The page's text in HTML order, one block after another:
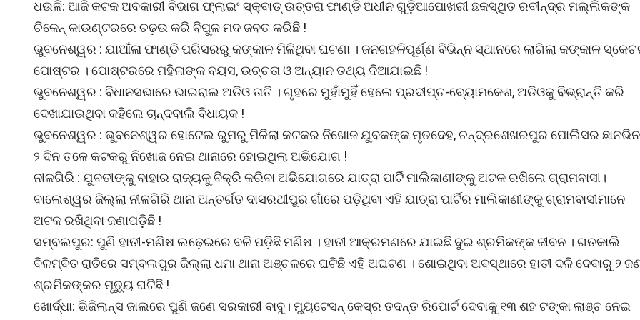
ଧଉଳି: ଆଜି କଟକ ଅବକାରୀ ବିଭାଗ ଫ୍ଲାଇଂ ସ୍କ୍ବାଡ୍ ଉତ୍ତରା ଫାଣ୍ଡି ଅଧୀନ ଗୁଡ଼ିଆପୋଖରୀ ଛକସ୍ଥିତ ରବୀନ୍ଦ୍ର ମଲ୍ଲିକଙ୍କ
ଚିକେନ୍ କାଉଣ୍ଟରରେ ଚଢ଼ଉ କରି ବିପୁଳ ମଦ ଜବତ କରିଛି !
ଭୁବନେଶ୍ୱର : ଯାଆଁଳା ଫାଣ୍ଡି ପରିସରରୁ କଙ୍କାଳ ମିଳିଥିବା ଘଟଣା । ଜନଗହଳିପୂର୍ଣ୍ଣ ବିଭିନ୍ନ ସ୍ଥାନରେ ଲାଗିଲା କଙ୍କାଳ
ପୋଷ୍ଟର । ପୋଷ୍ଟରରେ ମହିଳାଙ୍କ ବୟସ, ଉଚ୍ଚତା ଓ ଅନ୍ୟାନ ତଥ୍ୟ ଦିଆଯାଇଛି !
ଭୁବନେଶ୍ୱର : ବିଧାନସଭାରେ ଭାଇରାଲ ଅଡିଓ ତାତି । ଗୃହରେ ମୁହାଁମୁହିଁ ହେଲେ ପ୍ରଦୀପ୍ତ-ବ୍ୟୋମକେଶ, ଅଡିଓକୁ ବିଭ୍ରାନ୍ତି କରି
ଦେଖାଯାଉଥିବା କହିଲେ ଚାନ୍ଦବାଲି ବିଧାୟକ !
ଭୁବନେଶ୍ୱର : ଭୁବନେଶ୍ୱର ହୋଟେଲ ରୁମରୁ ମିଳିଲା କଟକର ନିଖୋଜ ଯୁବକଙ୍କ ମୃତଦେହ, ଚନ୍ଦ୍ରଶେଖରପୁର ପୋଲିସର
୨ ଦିନ ତଳେ କଟକରୁ ନିଖୋଜ ନେଇ ଥାନାରେ ହୋଇଥିଲା ଅଭିଯୋଗ !
ନୀଳଗିରି : ଯୁବତୀଙ୍କୁ ବାହାର ରାଜ୍ୟକୁ ବିକ୍ରି କରିବା ଅଭିଯୋଗରେ ଯାତ୍ରା ପାର୍ଟି ମାଲିକାଣୀଙ୍କୁ ଅଟକ ରଖିଲେ ଗ୍ରାମବାସୀ।
ବାଲେଶ୍ୱର ଜିଲ୍ଲା ନୀଳଗିରି ଥାନା ଅନ୍ତର୍ଗତ ଦାସରଥୀପୁର ଗାଁରେ ପଡ଼ିଥିବା ଏହି ଯାତ୍ରା ପାର୍ଟିର ମାଲିକାଣୀଙ୍କୁ ଗ୍ରାମବାସୀମାନେ
ଅଟକ ରଖିଥିବା ଜଣାପଡ଼ିଛି !
ସମ୍ବଲପୁର: ପୁଣି ହାତୀ-ମଣିଷ ଲଢ଼େଇରେ ବଳି ପଡ଼ିଛି ମଣିଷ । ହାତୀ ଆକ୍ରମଣରେ ଯାଇଛି ଦୁଇ ଶ୍ରମିକଙ୍କ ଜୀବନ । ଗତକାଲି
ବିଳମ୍ବିତ ରାତିରେ ସମ୍ବଲପୁର ଜିଲ୍ଲା ଧମା ଥାନା ଅଞ୍ଚଳରେ ଘଟିଛି ଏହି ଅଘଟଣ । ଶୋଇଥିବା ଅବସ୍ଥାରେ ହାତୀ ଦଳି ଦେବାରୁୁ ୨
ଶ୍ରମିକଙ୍କର ମୃତ୍ୟୁ ଘଟିଛି !
ଖୋର୍ଦ୍ଧା: ଭିଜିଲାନ୍ସ ଜାଲରେ ପୁଣି ଜଣେ ସରକାରୀ ବାବୁ। ମ୍ୟୁଟେସନ୍ କେସ୍‌ର ତଦନ୍ତ ରିପୋର୍ଟ ଦେବାକୁ ୧୩ ଶହ ଟଙ୍କା ଲାଞ୍ଚ ନେଇ